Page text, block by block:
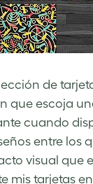
de
que escoja
cuando
entre los
visual que
mis tarjetas